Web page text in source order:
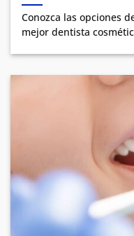
Conozca las opciones
mejor dentista